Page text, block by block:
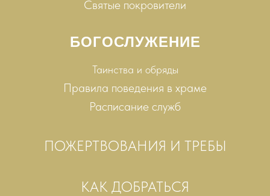
Святые покровители
БОГОСЛУЖЕНИЕ
Таинства и обряды
Правила поведения в храме
Расписание служб
ПОЖЕРТВОВАНИЯ И ТРЕБЫ
КАК ДОБРАТЬСЯ